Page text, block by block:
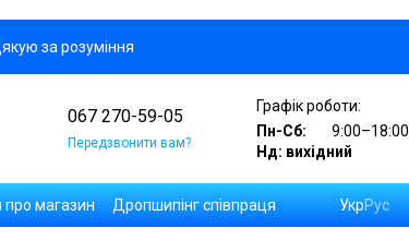
за розуміння
067 270-59-05
Передзвонити вам?
Графік роботи:
Пн-Сб:
9:00–18:00
Нд: вихідний
про магазин
Дропшипінг співпраця
Оплата замовлень на Новій Пошті
УкрРус